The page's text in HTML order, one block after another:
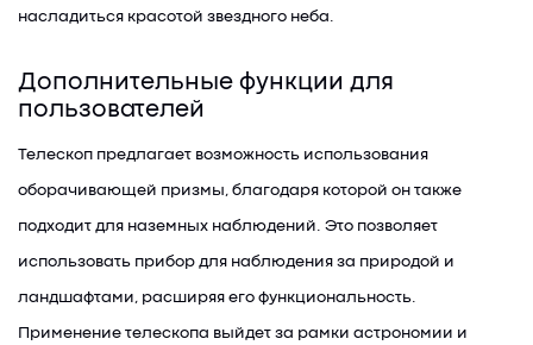
насладиться красотой звездного неба.
Дополнительные функции для
пользователей
Телескоп предлагает возможность использования
оборачивающей призмы, благодаря которой он также
подходит для наземных наблюдений. Это позволяет
использовать прибор для наблюдения за природой и
ландшафтами, расширяя его функциональность.
Применение телескопа выйдет за рамки астрономии и